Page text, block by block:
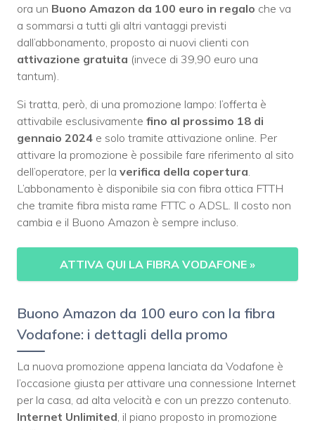
ora un Buono Amazon da 100 euro in regalo che va
a sommarsi a tutti gli altri vantaggi previsti
dall’abbonamento, proposto ai nuovi clienti con
attivazione gratuita (invece di 39,90 euro una
tantum).
Si tratta, però, di una promozione lampo: l’offerta è
attivabile esclusivamente fino al prossimo 18 di
gennaio 2024 e solo tramite attivazione online. Per
attivare la promozione è possibile fare riferimento al sito
dell’operatore, per la verifica della copertura.
L’abbonamento è disponibile sia con fibra ottica FTTH
che tramite fibra mista rame FTTC o ADSL. Il costo non
cambia e il Buono Amazon è sempre incluso.
ATTIVA QUI LA FIBRA VODAFONE »
Buono Amazon da 100 euro con la fibra
Vodafone: i dettagli della promo
La nuova promozione appena lanciata da Vodafone è
l’occasione giusta per attivare una connessione Internet
per la casa, ad alta velocità e con un prezzo contenuto.
Internet Unlimited , il piano proposto in promozione